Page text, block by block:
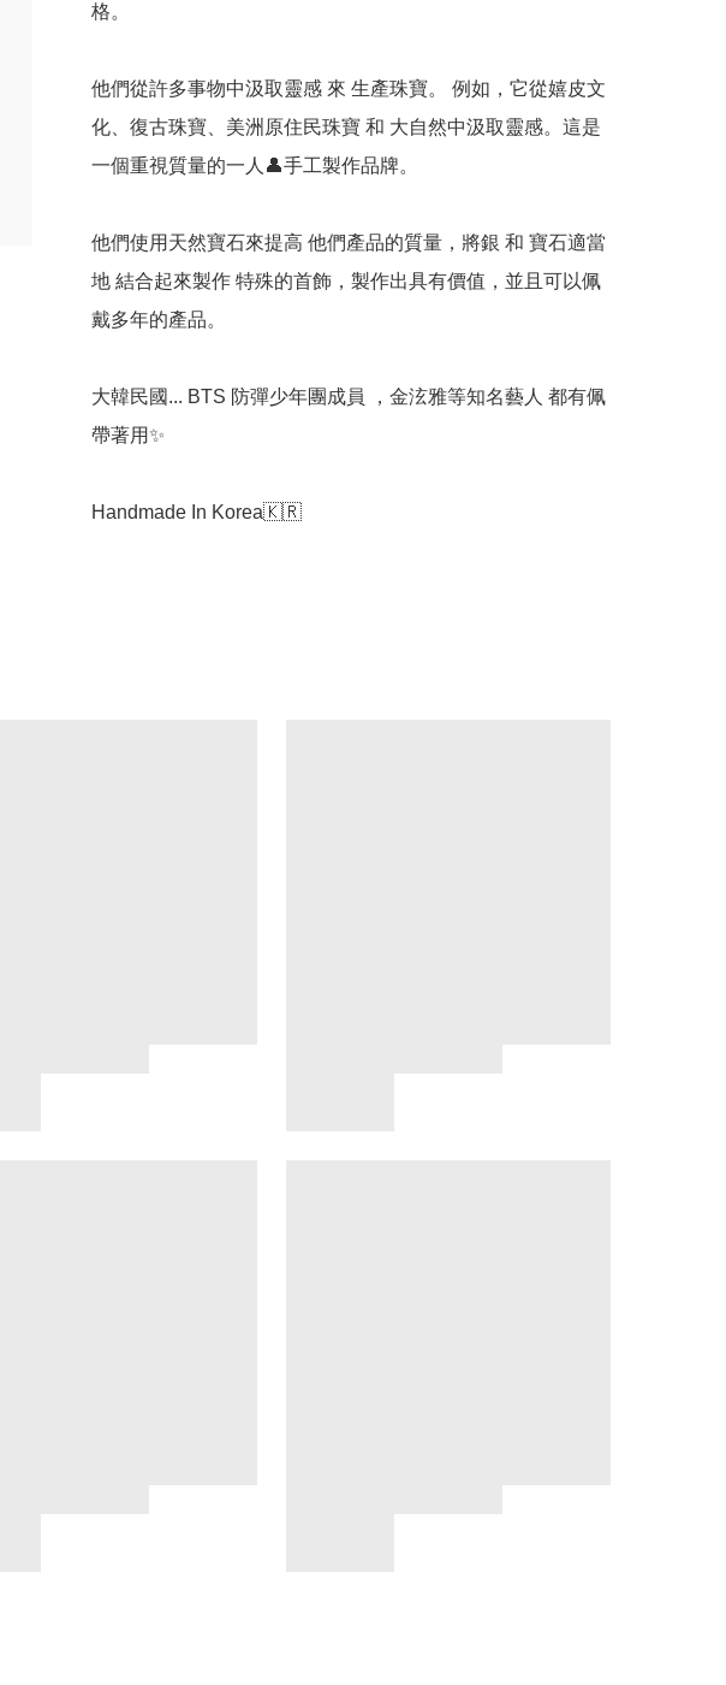
格。
他們從許多事物中汲取靈感 來 生產珠寶。 例如，它從嬉皮文
化、復古珠寶、美洲原住民珠寶 和 大自然中汲取靈感。這是
一個重視質量的一人👤手工製作品牌。
他們使用天然寶石來提高 他們產品的質量，將銀 和 寶石適當
地 結合起來製作 特殊的首飾，製作出具有價值，並且可以佩
戴多年的產品。
大韓民國... BTS 防彈少年團成員 ，金泫雅等知名藝人 都有佩
帶著用✨
Handmade In Korea🇰🇷